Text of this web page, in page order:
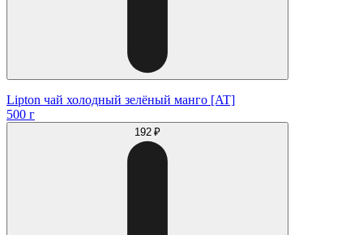
Lipton чай холодный зелёный манго [AT]
500 г
192 ₽